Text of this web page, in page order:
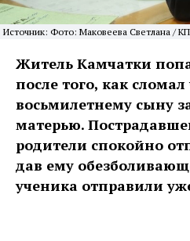
Источник: Фото: Маковеева Светлана / КП
Житель Камчатки
после того, как
восьмилетнему сыну
матерью.
родители спокойно
дав ему
ученика отправили